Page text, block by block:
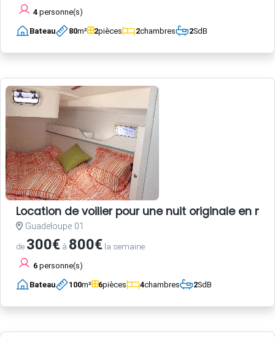
4 personne(s)
Bateau 80m² 2pièces 2chambres 2SdB
Location de voilier pour une nuit originale en
Guadeloupe 01
de 300€ à 800€ la semaine
6 personne(s)
Bateau 100m² 6pièces 4chambres 2SdB